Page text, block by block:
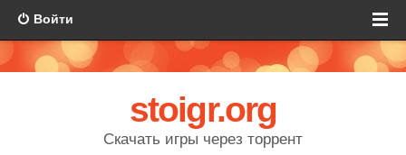
Войти
stoigr.org
Скачать игры через торрент